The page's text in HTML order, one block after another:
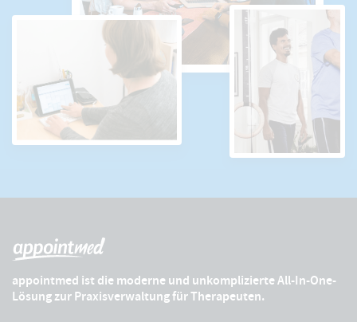
appointmed ist die moderne und unkomplizierte All-In-One-
Lösung zur Praxisverwaltung für Therapeuten.